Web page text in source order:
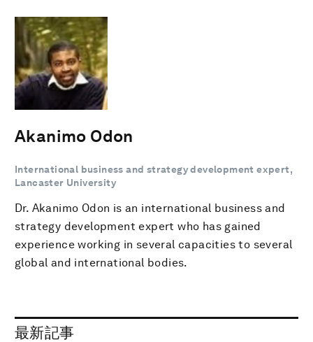
Akanimo Odon
International business and strategy development expert,
Lancaster University
Dr. Akanimo Odon is an international business and
strategy development expert who has gained
experience working in several capacities to several
global and international bodies.
最新記事